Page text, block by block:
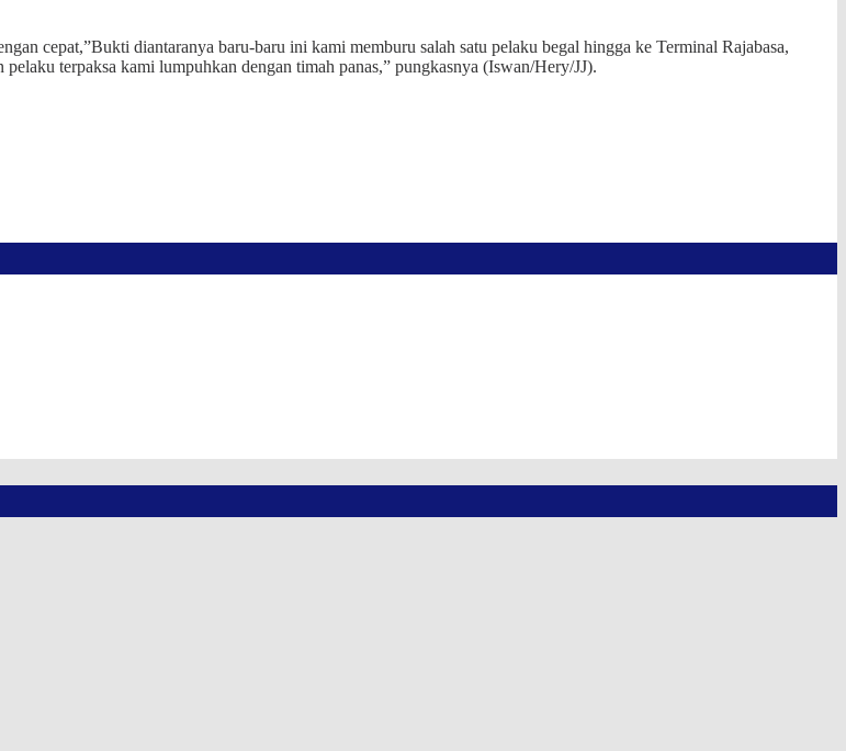
cepat,”Bukti diantaranya baru-baru ini kami memburu salah satu pelaku begal hingga ke Terminal Rajabasa,
terpaksa kami lumpuhkan dengan timah panas,” pungkasnya (Iswan/Hery/JJ).